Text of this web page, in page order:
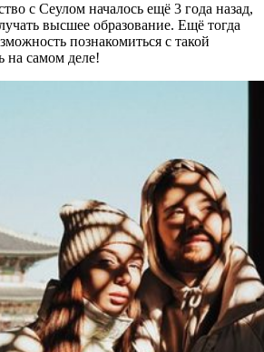
с Сеулом началось ещё 3 года назад,
высшее образование. Ещё тогда
познакомиться с такой
на самом деле!